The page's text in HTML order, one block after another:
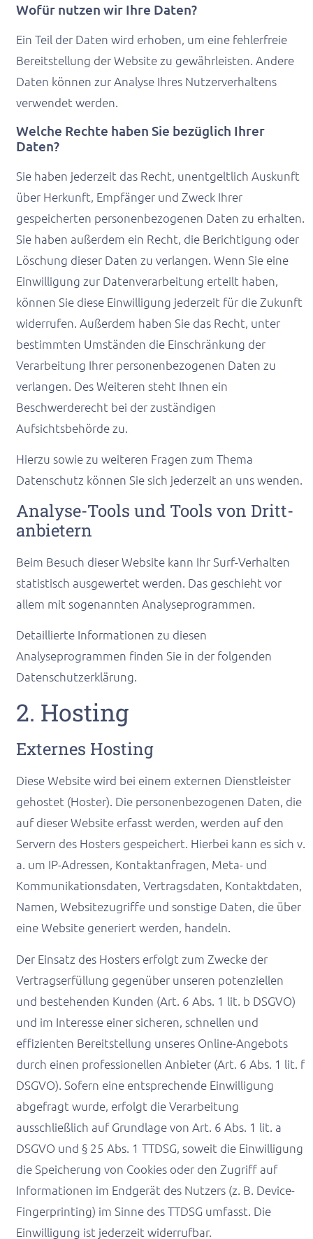
Wofür nutzen wir Ihre Daten?
Ein Teil der Daten wird erhoben, um eine fehlerfreie
Bereitstellung der Website zu gewährleisten. Andere
Daten können zur Analyse Ihres Nutzerverhaltens
verwendet werden.
Welche Rechte haben Sie bezüglich Ihrer
Daten?
Sie haben jederzeit das Recht, unentgeltlich Auskunft
über Herkunft, Empfänger und Zweck Ihrer
gespeicherten personenbezogenen Daten zu erhalten.
Sie haben außerdem ein Recht, die Berichtigung oder
Löschung dieser Daten zu verlangen. Wenn Sie eine
Einwilligung zur Datenverarbeitung erteilt haben,
können Sie diese Einwilligung jederzeit für die Zukunft
widerrufen. Außerdem haben Sie das Recht, unter
bestimmten Umständen die Einschränkung der
Verarbeitung Ihrer personenbezogenen Daten zu
verlangen. Des Weiteren steht Ihnen ein
Beschwerderecht bei der zuständigen
Aufsichtsbehörde zu.
Hierzu sowie zu weiteren Fragen zum Thema
Datenschutz können Sie sich jederzeit an uns wenden.
Analyse-Tools und Tools von Dritt­
anbietern
Beim Besuch dieser Website kann Ihr Surf-Verhalten
statistisch ausgewertet werden. Das geschieht vor
allem mit sogenannten Analyseprogrammen.
Detaillierte Informationen zu diesen
Analyseprogrammen finden Sie in der folgenden
Datenschutzerklärung.
2. Hosting
Externes Hosting
Diese Website wird bei einem externen Dienstleister
gehostet (Hoster). Die personenbezogenen Daten, die
auf dieser Website erfasst werden, werden auf den
Servern des Hosters gespeichert. Hierbei kann es sich v.
a. um IP-Adressen, Kontaktanfragen, Meta- und
Kommunikationsdaten, Vertragsdaten, Kontaktdaten,
Namen, Websitezugriffe und sonstige Daten, die über
eine Website generiert werden, handeln.
Der Einsatz des Hosters erfolgt zum Zwecke der
Vertragserfüllung gegenüber unseren potenziellen
und bestehenden Kunden (Art. 6 Abs. 1 lit. b DSGVO)
und im Interesse einer sicheren, schnellen und
effizienten Bereitstellung unseres Online-Angebots
durch einen professionellen Anbieter (Art. 6 Abs. 1 lit. f
DSGVO). Sofern eine entsprechende Einwilligung
abgefragt wurde, erfolgt die Verarbeitung
ausschließlich auf Grundlage von Art. 6 Abs. 1 lit. a
DSGVO und § 25 Abs. 1 TTDSG, soweit die Einwilligung
die Speicherung von Cookies oder den Zugriff auf
Informationen im Endgerät des Nutzers (z. B. Device-
Fingerprinting) im Sinne des TTDSG umfasst. Die
Einwilligung ist jederzeit widerrufbar.